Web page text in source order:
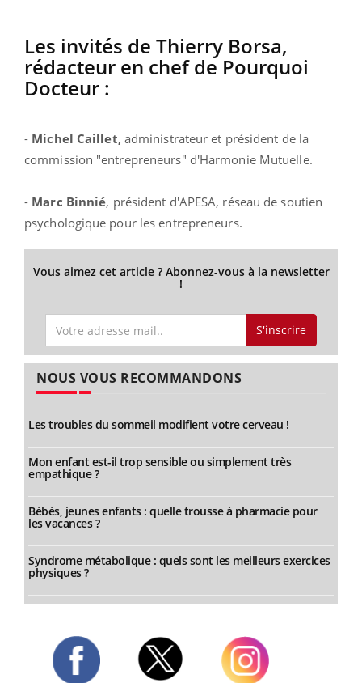
Les invités de Thierry Borsa,
rédacteur en chef de Pourquoi
Docteur :
- Michel Caillet,administrateur et président de la
commission "entrepreneurs" d'Harmonie Mutuelle.
- Marc Binnié, président d'APESA, réseau de soutien
psychologique pour les entrepreneurs.
Vous aimez cet article ? Abonnez-vous à la newsletter
!
S'inscrire
NOUS VOUS RECOMMANDONS
Les troubles du sommeil modifient votre cerveau !
Mon enfant est-il trop sensible ou simplement très
empathique ?
Bébés, jeunes enfants : quelle trousse à pharmacie pour
les vacances ?
Syndrome métabolique : quels sont les meilleurs exercices
physiques ?